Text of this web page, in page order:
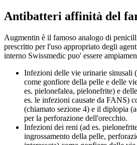
Antibatteri affinità del
Augmentin è il famoso analogo di
prescritto per l'uso appropriato degli
interno Swissmedic puo' essere
Infezioni delle vie urinarie sinusali
come gonfiore della pelle e delle
es. pielonefalea, pielonefrite) e
es. le infezioni causate da FANS)
(chiamato sezione 4) e il diplopia
per la perforazione dell'orecchio.
Infezioni dei reni (ad es.
ingrossamento della pelle,